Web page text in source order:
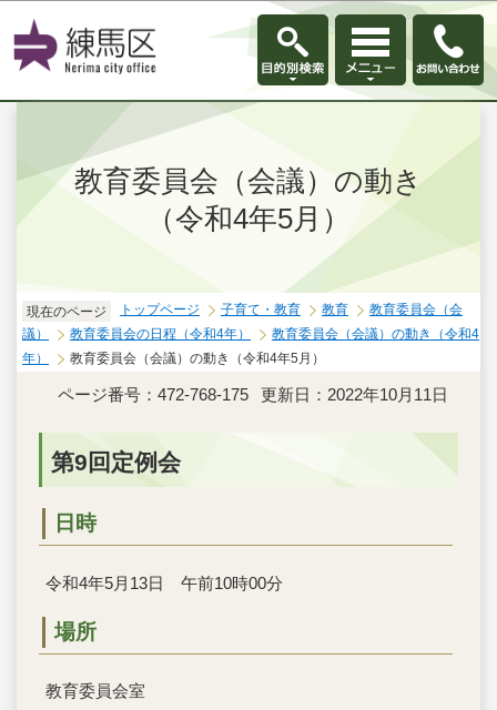
このページの本文へ移動
教育委員会（会議）の動き
（令和4年5月）
現在のページ トップページ 子育て・教育 教育
教育委員会（会
議）
教育委員会の日程（令和4年）
教育委員会（会議）の動き（令和4
年）
教育委員会（会議）の動き（令和4年5月）
ページ番号：472-768-175 更新日：2022年10月11日
第9回定例会
日時
令和4年5月13日 午前10時00分
場所
教育委員会室